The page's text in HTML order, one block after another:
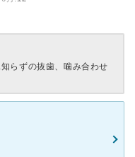
らずの抜歯、噛み合わせ